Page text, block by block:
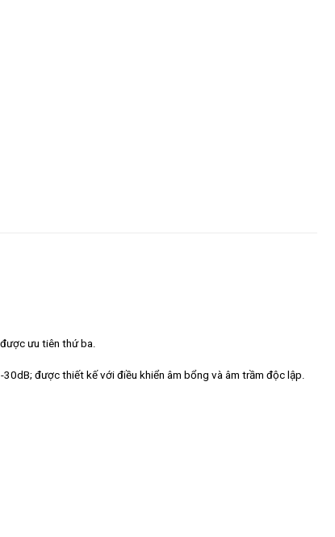
ưu tiên thứ ba.
được thiết kế với điều khiển âm bổng và âm trầm độc lập.